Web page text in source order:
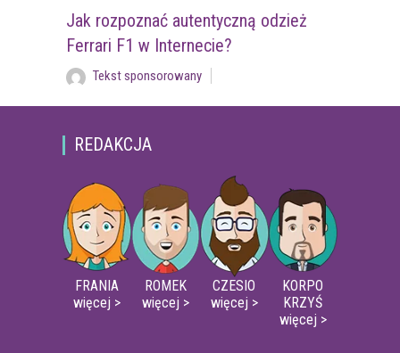
Jak rozpoznać autentyczną odzież
Ferrari F1 w Internecie?
Tekst sponsorowany
REDAKCJA
FRANIA
więcej >
ROMEK
więcej >
CZESIO
więcej >
KORPO
KRZYŚ
więcej >